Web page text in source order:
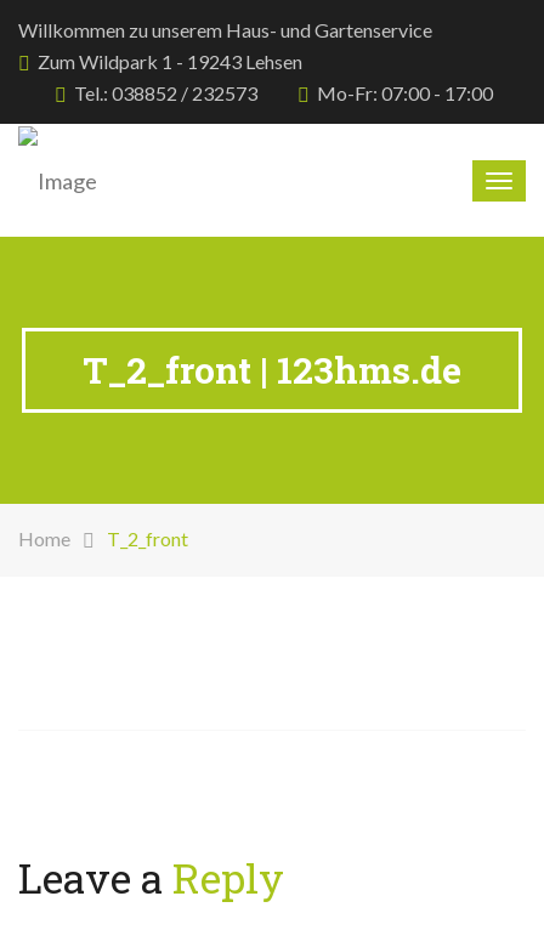
Willkommen zu unserem Haus- und Gartenservice
Zum Wildpark 1 - 19243 Lehsen
Tel.: 038852 / 232573
Mo-Fr: 07:00 - 17:00
T_2_front | 123hms.de
Home T_2_front
Leave a Reply